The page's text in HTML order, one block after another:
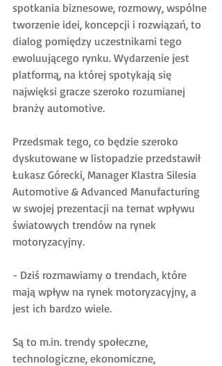
spotkania biznesowe, rozmowy, wspólne
tworzenie idei, koncepcji i rozwiązań, to
dialog pomiędzy uczestnikami tego
ewoluującego rynku. Wydarzenie jest
platformą, na której spotykają się
najwięksi gracze szeroko rozumianej
branży automotive.
Przedsmak tego, co będzie szeroko
dyskutowane w listopadzie przedstawił
Łukasz Górecki, Manager Klastra Silesia
Automotive & Advanced Manufacturing
w swojej prezentacji na temat wpływu
światowych trendów na rynek
motoryzacyjny.
- Dziś rozmawiamy o trendach, które
mają wpływ na rynek motoryzacyjny, a
jest ich bardzo wiele.
Są to m.in. trendy społeczne,
technologiczne, ekonomiczne,